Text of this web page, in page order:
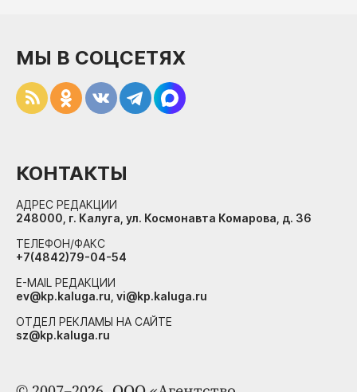
МЫ В СОЦСЕТЯХ
КОНТАКТЫ
АДРЕС РЕДАКЦИИ
248000, г. Калуга, ул. Космонавта Комарова, д. 36
ТЕЛЕФОН/ФАКС
+7(4842)79-04-54
E-MAIL РЕДАКЦИИ
ev@kp.kaluga.ru, vi@kp.kaluga.ru
ОТДЕЛ РЕКЛАМЫ НА САЙТЕ
sz@kp.kaluga.ru